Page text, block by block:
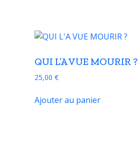
QUI L’A VUE MOURIR ?
25,00 €
Ajouter au panier